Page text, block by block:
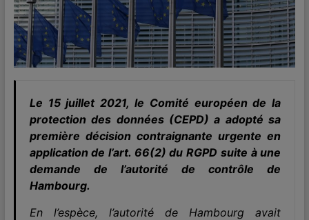
Le 15 juillet 2021, le Comité européen de la
protection des données (CEPD) a adopté sa
première décision contraignante urgente en
application de l’art. 66(2) du RGPD suite à une
demande de l’autorité de contrôle de
Hambourg.
En l’espèce, l’autorité de Hambourg avait